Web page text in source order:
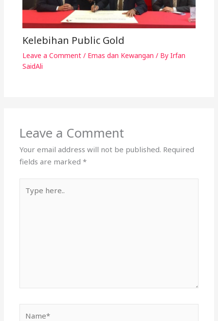
Kelebihan Public Gold
Leave a Comment / Emas dan Kewangan / By Irfan
SaidAli
Leave a Comment
Your email address will not be published. Required
fields are marked*
here..